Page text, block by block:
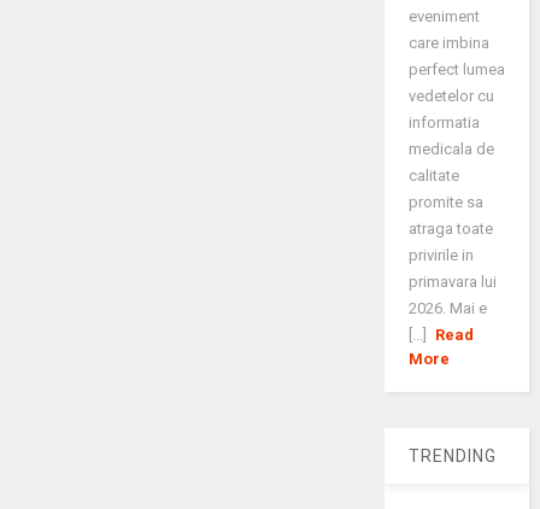
eveniment
care imbina
perfect lumea
vedetelor cu
informatia
medicala de
calitate
promite sa
atraga toate
privirile in
primavara lui
2026. Mai e
[...]
Read
More
TRENDING